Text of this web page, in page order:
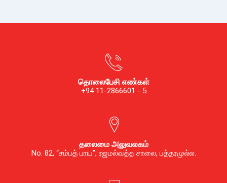
தொலைபேசி எண்கள்
+94 11-2866601 - 5
தலைமை அலுவலகம்
No. 82, “சம்பத் பாய”, ரஜமல்வத்த சாலை, பத்தரமுல்ல.